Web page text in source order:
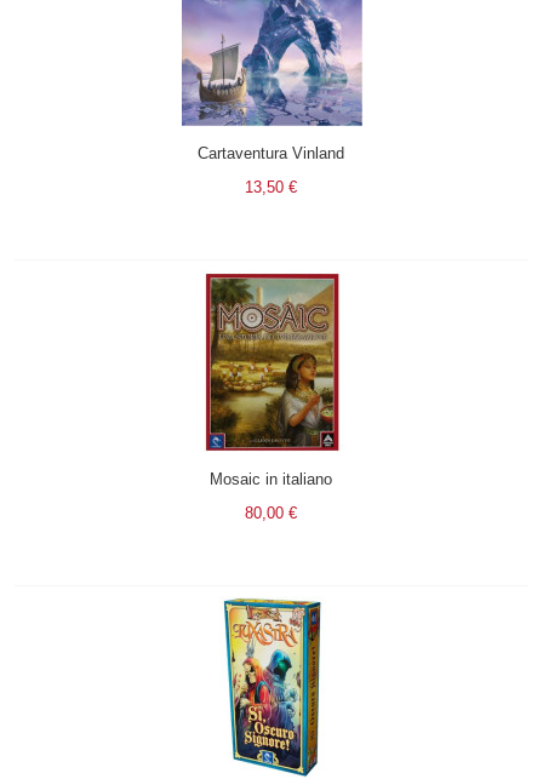
Cartaventura Vinland
13,50 €
Mosaic in italiano
80,00 €